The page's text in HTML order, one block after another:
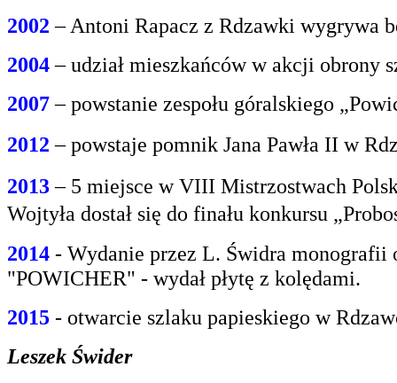
2002 – Antoni Rapacz z Rdzawki wygrywa
2004– udział mieszkańców w akcji obrony
2007– powstanie zespołu góralskiego
2012 – powstaje pomnik Jana Pawła II w
2013– 5 miejsce w VIII Mistrzostwach
Wojtyła dostał się do finału konkursu
2014 - Wydanie przez L. Świdra monografii
"POWICHER" - wydał płytę z kolędami.
2015 - otwarcie szlaku papieskiego w
Leszek Świder